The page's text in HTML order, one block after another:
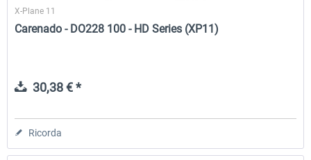
X-Plane 11
Carenado - DO228 100 - HD Series (XP11)
30,38 € *
Ricorda